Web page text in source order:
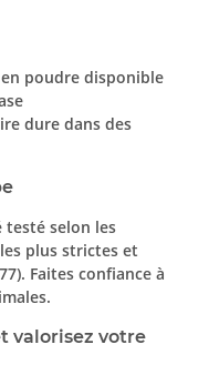
poudre disponible
dure dans des
testé selon les
plus strictes et
Faites confiance à
valorisez votre